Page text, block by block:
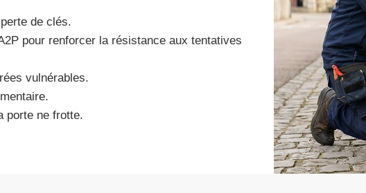
de clés.
pour renforcer la résistance aux tentatives
vulnérables.
porte ne frotte.